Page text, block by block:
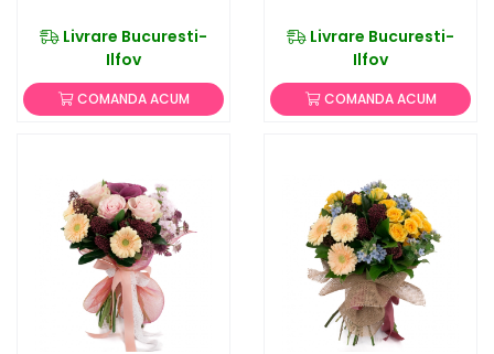
Livrare Bucuresti-
Ilfov
COMANDA ACUM
Livrare Bucuresti-
Ilfov
COMANDA ACUM